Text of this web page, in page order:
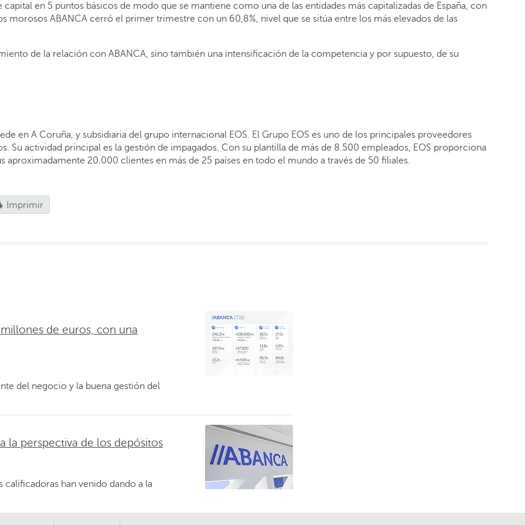
en 5 puntos básicos de modo que se mantiene como una de las entidades más capitalizadas de España, con
morosos ABANCA cerró el primer trimestre con un 60,8%, nivel que se sitúa entre los más elevados de las
de la relación con ABANCA, sino también una intensificación de la competencia y por supuesto, de su
en A Coruña, y subsidiaria del grupo internacional EOS. El Grupo EOS es uno de los principales proveedores
Su actividad principal es la gestión de impagados. Con su plantilla de más de 8.500 empleados, EOS proporciona
aproximadamente 20.000 clientes en más de 25 países en todo el mundo a través de 50 filiales.
Imprimir
millones de euros, con una
del negocio y la buena gestión del
la perspectiva de los depósitos
calificadoras han venido dando a la